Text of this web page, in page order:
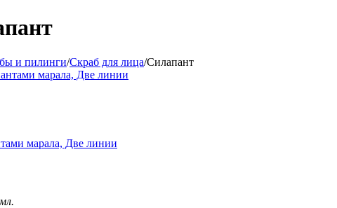
и пилинги/Скраб для лица/Силапант
марала, Две линии